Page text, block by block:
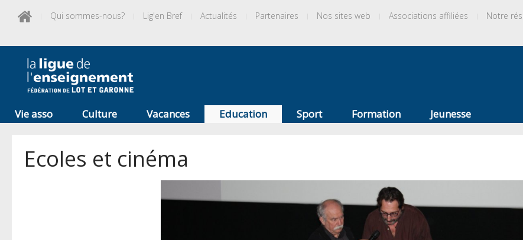
Qui sommes-nous? Lig'en Bref Actualités Partenaires Nos sites web Associations affiliées Notre
Vie asso Culture Vacances Education Sport Formation Jeunesse
Ecoles et cinéma